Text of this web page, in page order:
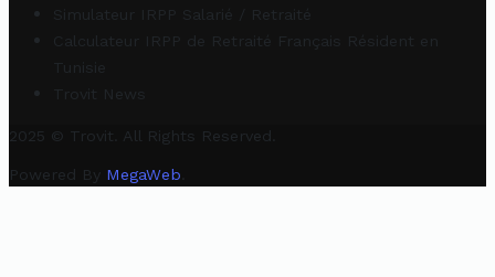
Simulateur IRPP Salarié / Retraité
Calculateur IRPP de Retraité Français Résident en
Tunisie
Trovit News
2025 © Trovit. All Rights Reserved.
Powered By MegaWeb